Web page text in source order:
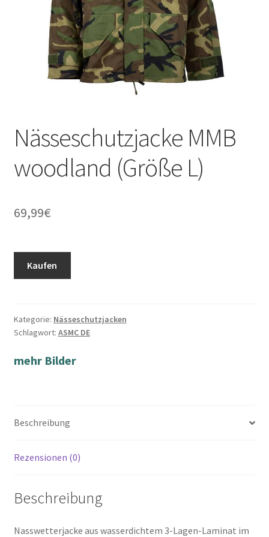
Nässeschutzjacke MMB
woodland (Größe L)
69,99€
Kaufen
Kategorie: Nässeschutzjacken
Schlagwort: ASMC DE
mehr Bilder
Beschreibung
Rezensionen (0)
Beschreibung
Nasswetterjacke aus wasserdichtem 3-Lagen-Laminat im